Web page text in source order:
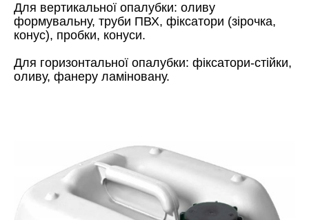
Для вертикальної опалубки: оливу
формувальну, труби ПВХ, фіксатори (зірочка,
конус), пробки, конуси.
Для горизонтальної опалубки: фіксатори-стійки,
оливу, фанеру ламіновану.